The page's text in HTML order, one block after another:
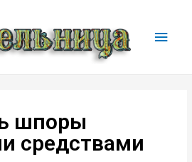
шпоры
средствами